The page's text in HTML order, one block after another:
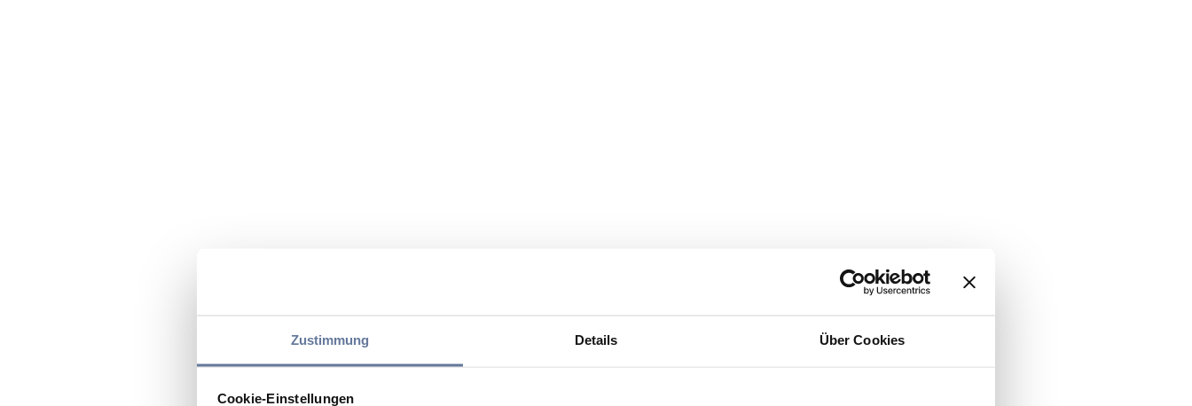
Zustimmung Details Über Cookies
Cookie-Einstellungen